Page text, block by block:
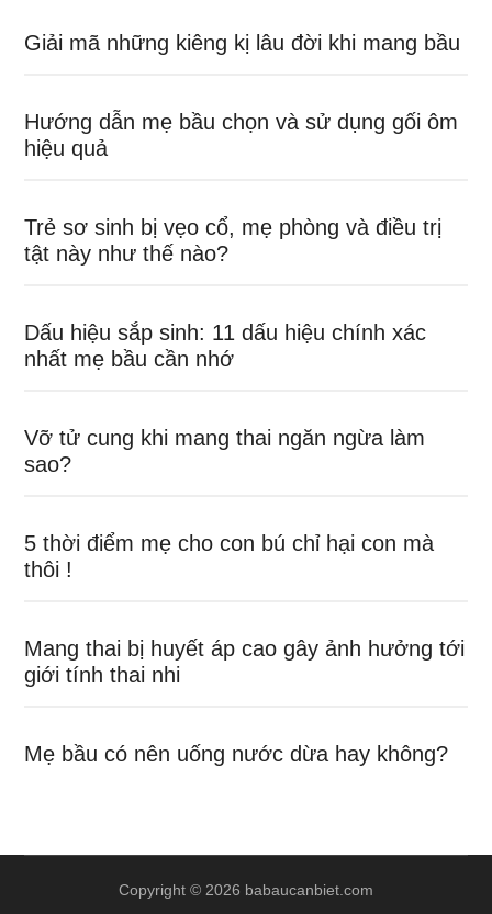
Giải mã những kiêng kị lâu đời khi mang bầu
Hướng dẫn mẹ bầu chọn và sử dụng gối ôm
hiệu quả
Trẻ sơ sinh bị vẹo cổ, mẹ phòng và điều trị
tật này như thế nào?
Dấu hiệu sắp sinh: 11 dấu hiệu chính xác
nhất mẹ bầu cần nhớ
Vỡ tử cung khi mang thai ngăn ngừa làm
sao?
5 thời điểm mẹ cho con bú chỉ hại con mà
thôi !
Mang thai bị huyết áp cao gây ảnh hưởng tới
giới tính thai nhi
Mẹ bầu có nên uống nước dừa hay không?
Copyright © 2026 babaucanbiet.com